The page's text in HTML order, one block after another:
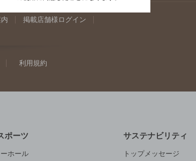
掲載店舗様ログイン
利用規約
ポーツ
ホール
サステナビリティ
トップメッセージ